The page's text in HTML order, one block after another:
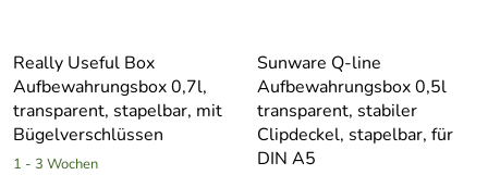
Really Useful Box
Aufbewahrungsbox 0,7l,
transparent, stapelbar, mit
Bügelverschlüssen
1 - 3 Wochen
Sunware Q-line
Aufbewahrungsbox 0,5l
transparent, stabiler
Clipdeckel, stapelbar, für
DIN A5